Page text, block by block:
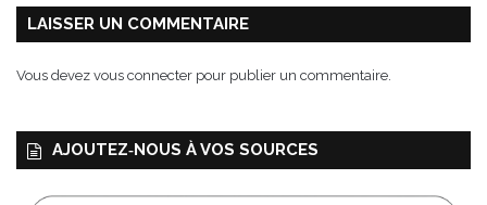
i
l
LAISSER UN COMMENTAIRE
Vous devez vous connecter pour publier un commentaire.
AJOUTEZ‑NOUS À VOS SOURCES